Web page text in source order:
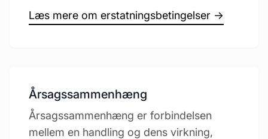
Læs mere om erstatningsbetingelser →
Årsagssammenhæng
Årsagssammenhæng er forbindelsen
mellem en handling og dens virkning,